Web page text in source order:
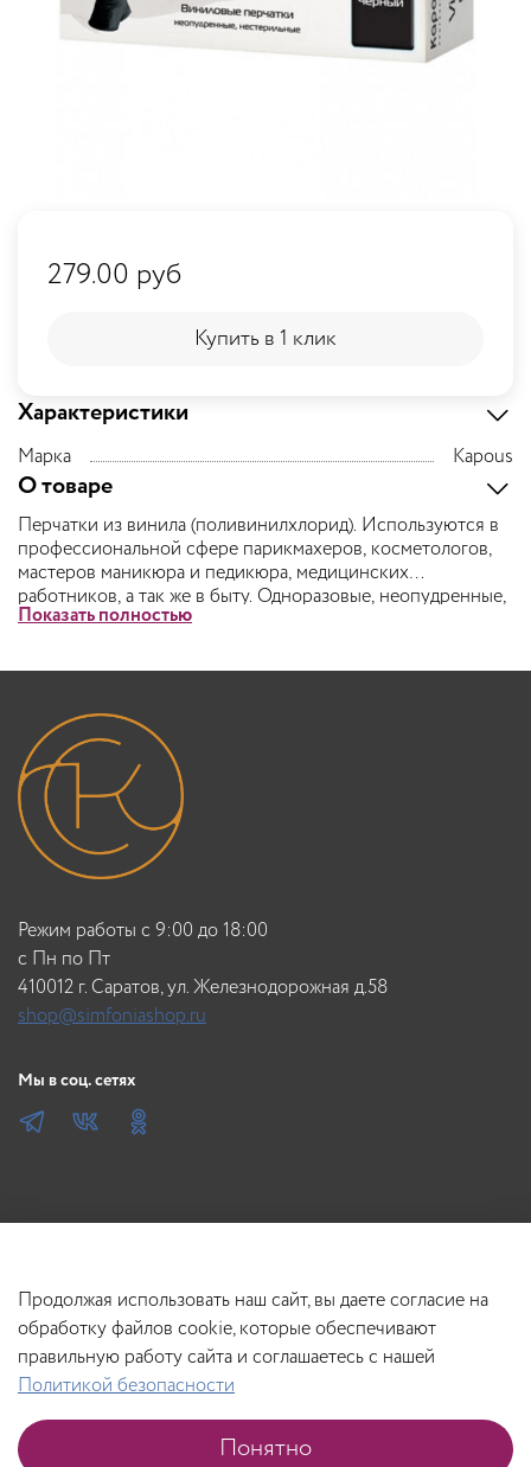
Характеристики
Марка Kapous
О товаре
Перчатки из винила (поливинилхлорид). Используются в
профессиональной сфере парикмахеров, косметологов,
мастеров маникюра и педикюра, медицинских
работников, а так же в быту. Одноразовые, неопудренные,
нестерильные.
нарушении целостности перчаток. При частом и
кожей рук. Возможно проявление кожных раздражений
при длительном ношении перчаток и изоляции кожи рук
от естественного доступа воздуха. Возможна
индивидуальная непереносимость материала. При
появлении раздражения не использовать перчатки и
обратиться за консультацией к врачу.
Обеспечивает защиту и гигиену рук.
Хранить в сухом месте, вдали от источника повышенного
тепла (не выше 40˚С) и прямых солнечных лучей.
Показать полностью
279.00 руб
В корзину
Купить в 1 клик
Купить в 1 клик
Режим работы с 9:00 до 18:00
c Пн по Пт
410012 г. Саратов, ул. Железнодорожная д.58
shop@simfoniashop.ru
Мы в соц. сетях
Продолжая использовать наш сайт, вы даете согласие на
обработку файлов cookie, которые обеспечивают
правильную работу сайта и соглашаетесь с нашей
Политикой безопасности
Понятно